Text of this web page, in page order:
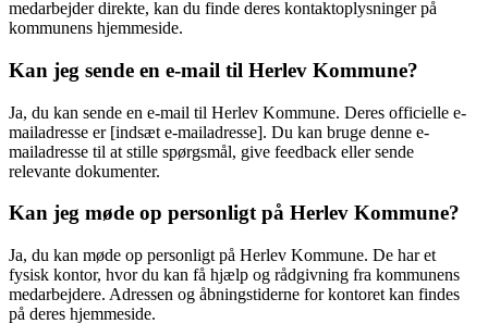
medarbejder direkte, kan du finde deres kontaktoplysninger på
kommunens hjemmeside.
Kan jeg sende en e-mail til Herlev Kommune?
Ja, du kan sende en e-mail til Herlev Kommune. Deres officielle e-
mailadresse er [indsæt e-mailadresse]. Du kan bruge denne e-
mailadresse til at stille spørgsmål, give feedback eller sende
relevante dokumenter.
Kan jeg møde op personligt på Herlev Kommune?
Ja, du kan møde op personligt på Herlev Kommune. De har et
fysisk kontor, hvor du kan få hjælp og rådgivning fra kommunens
medarbejdere. Adressen og åbningstiderne for kontoret kan findes
på deres hjemmeside.